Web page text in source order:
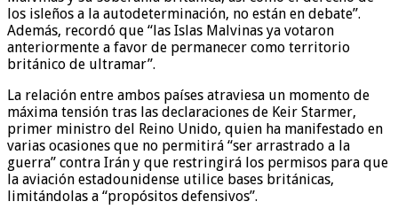
los isleños a la autodeterminación, no están en debate”.
Además, recordó que “las Islas Malvinas ya votaron
anteriormente a favor de permanecer como territorio
británico de ultramar”.
La relación entre ambos países atraviesa un momento de
máxima tensión tras las declaraciones de Keir Starmer,
primer ministro del Reino Unido, quien ha manifestado en
varias ocasiones que no permitirá “ser arrastrado a la
guerra” contra Irán y que restringirá los permisos para que
la aviación estadounidense utilice bases británicas,
limitándolas a “propósitos defensivos”.